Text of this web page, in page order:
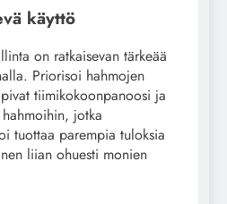
käyttö
on ratkaisevan tärkeää
Priorisoi hahmojen
tiimikokoonpanoosi ja
jotka
tuottaa parempia tuloksia
liian ohuesti monien